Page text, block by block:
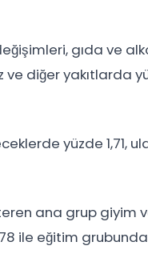
gıda ve
diğer yakıtlarda
yüzde 1,71,
ana grup giyim
ile eğitim grubunda